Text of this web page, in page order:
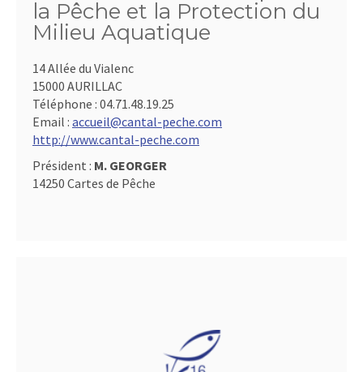
la Pêche et la Protection du
Milieu Aquatique
14 Allée du Vialenc
15000 AURILLAC
Téléphone : 04.71.48.19.25
Email : accueil@cantal-peche.com
http://www.cantal-peche.com
Président : M. GEORGER
14250 Cartes de Pêche